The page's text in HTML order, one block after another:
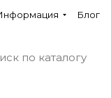
Блог